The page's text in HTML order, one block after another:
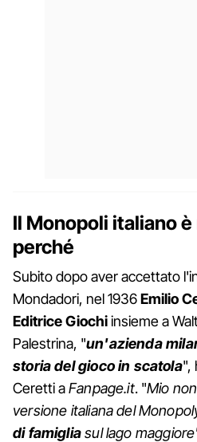
Il Monopoli italiano
perché
Subito dopo aver accettato
Mondadori, nel 1936Emilio
Editrice Giochiinsieme a
Palestrina, "un'azienda
storia del gioco in scatola",
Ceretti aFanpage.it. "Mio
versione italiana del
di famigliasul lago